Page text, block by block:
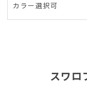
カラー選択可
スワロ